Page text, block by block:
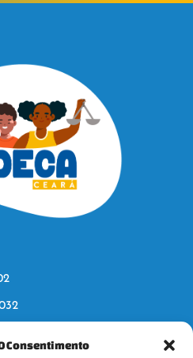
Consentimento